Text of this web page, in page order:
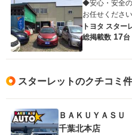
◆安心・安全
お任せくださ
トヨタ スター
総掲載数 17台
スターレットのクチコミ
ＢＡＫＵＹＡＳ
千葉北本店